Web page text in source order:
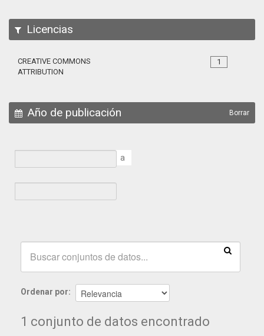
Licencias
1
CREATIVE COMMONS
ATTRIBUTION
Año de publicación Borrar
a
Ordenar por
1 conjunto de datos encontrado